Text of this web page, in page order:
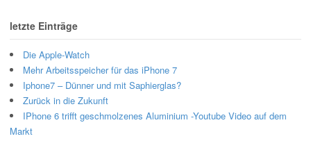
letzte Einträge
Die Apple-Watch
Mehr Arbeitsspeicher für das iPhone 7
Iphone7 – Dünner und mit Saphierglas?
Zurück in die Zukunft
IPhone 6 trifft geschmolzenes Aluminium -Youtube Video auf dem
Markt